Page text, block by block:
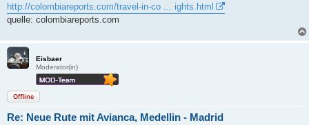
http://colombiareports.com/travel-in-co ... ights.html
quelle: colombiareports.com
Eisbaer
Moderator(in)
Offline
Re: Neue Rute mit Avianca, Medellin - Madrid